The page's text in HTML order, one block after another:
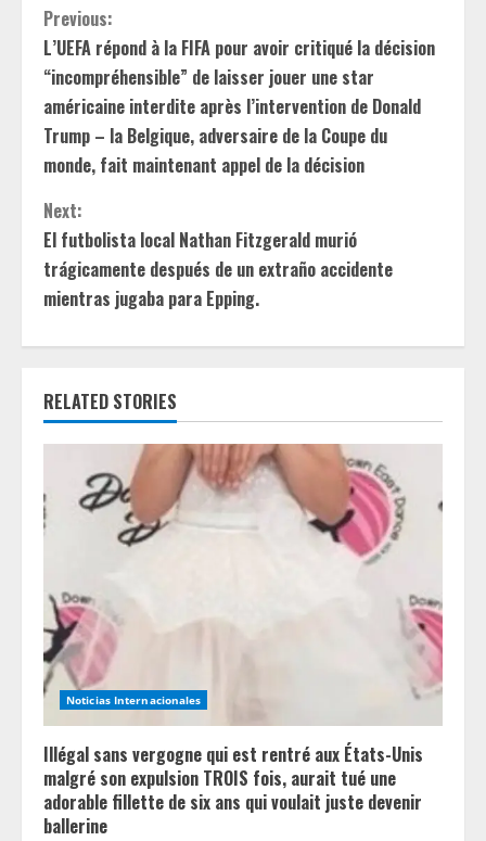
C
o
n
t
i
n
u
e
R
e
a
d
n
g
Previous:
L’UEFA répond à la FIFA pour avoir critiqué la décision
“incompréhensible” de laisser jouer une star
américaine interdite après l’intervention de Donald
Trump – la Belgique, adversaire de la Coupe du
monde, fait maintenant appel de la décision
Next:
El futbolista local Nathan Fitzgerald murió
trágicamente después de un extraño accidente
mientras jugaba para Epping.
RELATED STORIES
Noticias Internacionales
Illégal sans vergogne qui est rentré aux États-Unis
malgré son expulsion TROIS fois, aurait tué une
adorable fillette de six ans qui voulait juste devenir
ballerine